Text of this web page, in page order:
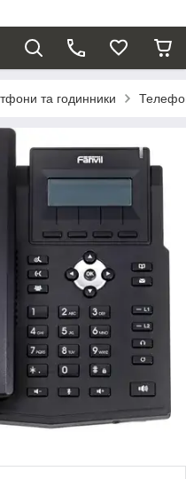
та годинники